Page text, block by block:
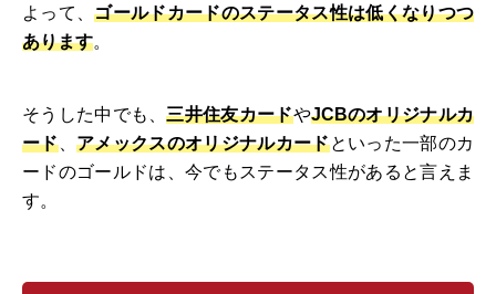
よって、ゴールドカードのステータス性は低くなりつつ
あります。
そうした中でも、三井住友カードやJCBのオリジナルカ
ード、アメックスのオリジナルカードといった一部のカ
ードのゴールドは、今でもステータス性があると言えま
す。